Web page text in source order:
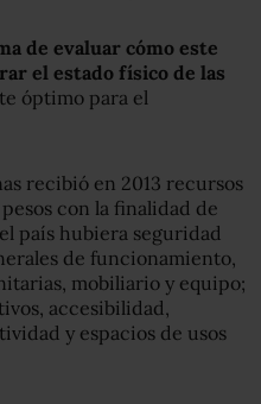
de evaluar cómo este
el estado físico de las
óptimo para el
recibió en 2013 recursos
con la finalidad de
país hubiera seguridad
de funcionamiento,
mobiliario y equipo;
accesibilidad,
y espacios de usos